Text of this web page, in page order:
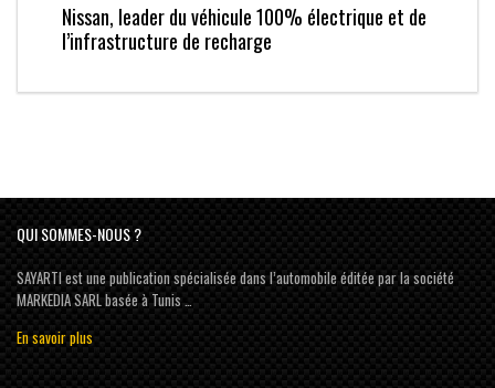
Nissan, leader du véhicule 100% électrique et de
l’infrastructure de recharge
QUI SOMMES-NOUS ?
SAYARTI est une publication spécialisée dans l’automobile éditée par la société
MARKEDIA SARL basée à Tunis …
En savoir plus